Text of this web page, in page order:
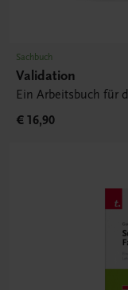
Sachbuch
Validation
Ein Arbeitsbuch für
€ 16,90